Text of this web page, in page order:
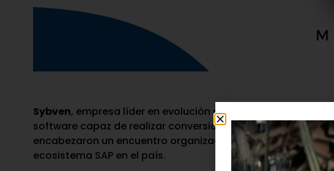
Sybven, empresa líder en evolución digital en Latinoamérica,
software capaz de realizar conversiones automáticas de
encabezaron un encuentro organizado junto a ASUG
ecosistema SAP en el país.